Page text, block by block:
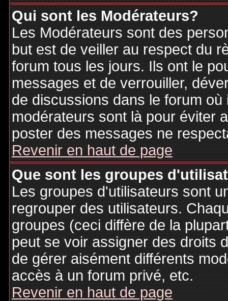
Qui sont les Modérateurs?
Les Modérateurs sont des
but est de veiller au respect du
forum tous les jours. Ils ont le
messages et de verrouiller,
de discussions dans le forum
modérateurs sont là pour éviter
poster des messages ne
Revenir en haut de page
Que sont les groupes
Les groupes d'utilisateurs sont
regrouper des utilisateurs.
groupes (ceci diffère de la
peut se voir assigner des droits
de gérer aisément différents
accès à un forum privé, etc.
Revenir en haut de page